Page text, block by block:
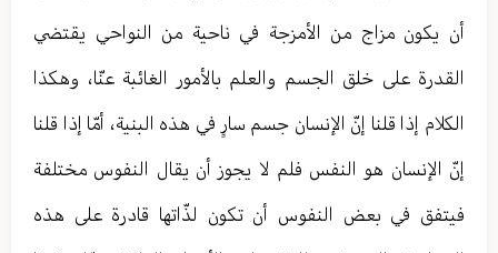
أن يكون مزاج من الأمزجة في ناحية من النواحي يقتضي
القدرة على خلق الجسم والعلم بالأمور الغائبة عنّا، وهكذا
الكلام إذا قلنا إنّ الإنسان جسم سارٍ في هذه البنية، أمّا إذا قلنا
إنّ الإنسان هو النفس فلم لا يجوز أن يقال النفوس مختلفة
فيتفق في بعض النفوس أن تكون لذّاتها قادرة على هذه